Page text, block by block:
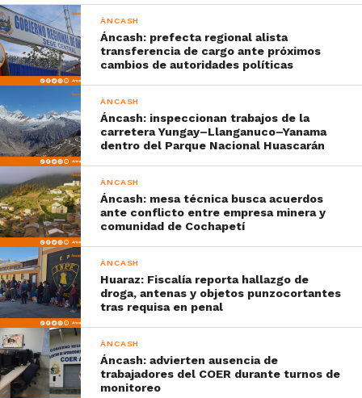
ÁNCASH
Áncash: prefecta regional alista
transferencia de cargo ante próximos
cambios de autoridades políticas
ÁNCASH
Áncash: inspeccionan trabajos de la
carretera Yungay–Llanganuco–Yanama
dentro del Parque Nacional Huascarán
ÁNCASH
Áncash: mesa técnica busca acuerdos
ante conflicto entre empresa minera y
comunidad de Cochapetí
ÁNCASH
Huaraz: Fiscalía reporta hallazgo de
droga, antenas y objetos punzocortantes
tras requisa en penal
ÁNCASH
Áncash: advierten ausencia de
trabajadores del COER durante turnos de
monitoreo